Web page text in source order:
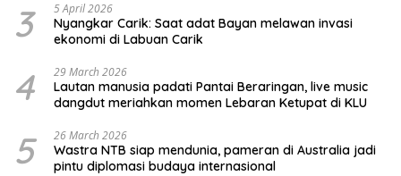
3 5 April 2026
Nyangkar Carik: Saat adat Bayan melawan invasi
ekonomi di Labuan Carik
4 29 March 2026
Lautan manusia padati Pantai Beraringan, live music
dangdut meriahkan momen Lebaran Ketupat di KLU
5 26 March 2026
Wastra NTB siap mendunia, pameran di Australia jadi
pintu diplomasi budaya internasional